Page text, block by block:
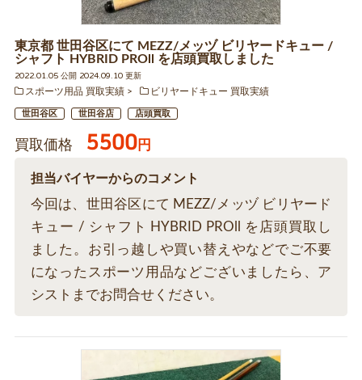
東京都 世田谷区にて MEZZ/メッヅ ビリヤードキュー /
シャフト HYBRID PROll を店頭買取しました
2022.01.05 公開 2024.09.10 更新
スポーツ用品 買取実績
ビリヤードキュー 買取実績
世田谷区 世田谷店 店頭買取
買取価格 5500円
担当バイヤーからのコメント
今回は、世田谷区にて MEZZ/メッヅ ビリヤード
キュー / シャフト HYBRID PROll を店頭買取し
ました。お引っ越しや買い替えやなどでご不要
になったスポーツ用品などございましたら、ア
シストまでお問合せください。